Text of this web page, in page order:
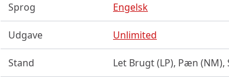
Sprog Engelsk
Udgave Unlimited
Stand Let Brugt (LP), Pæn (NM),